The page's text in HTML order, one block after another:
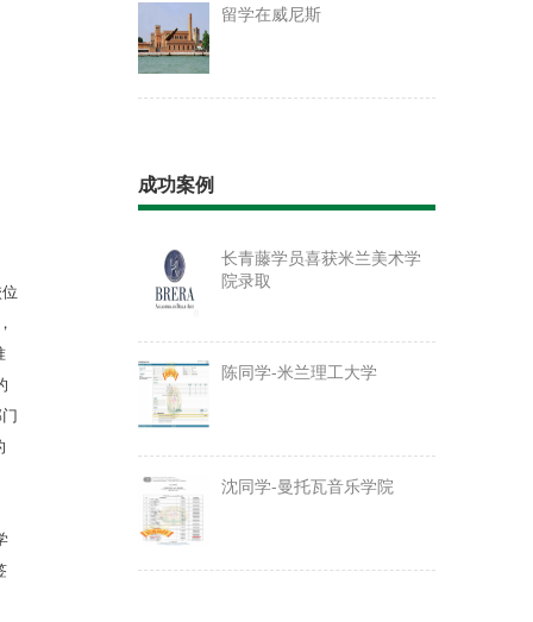
留学在威尼斯
成功案例
长青藤学员喜获米兰美术学
院录取
陈同学-米兰理工大学
沈同学-曼托瓦音乐学院